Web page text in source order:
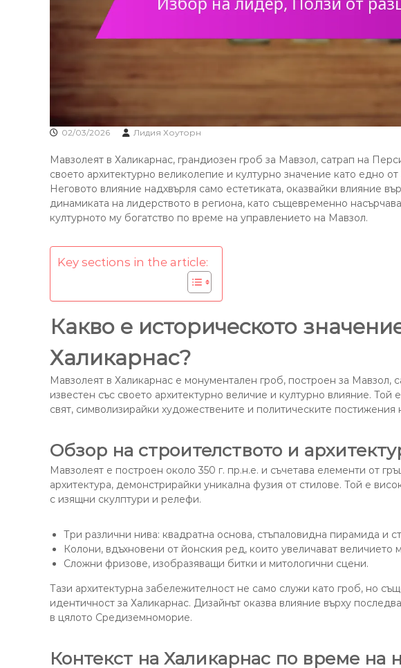
02/03/2026 Лидия Хоуторн
Мавзолеят в Халикарнас, грандиозен гроб за Мавзол, сатрап на
своето архитектурно великолепие и културно значение като едно
Неговото влияние надхвърля само естетиката, оказвайки влияние
динамиката на лидерството в региона, като същевременно
културното му богатство по време на управлението на Мавзол.
Key sections in the article:
Какво е историческото
Халикарнас?
Мавзолеят в Халикарнас е монументален гроб, построен за Мавзол,
известен със своето архитектурно величие и културно влияние.
свят, символизирайки художествените и политическите постижения
Обзор на строителството и
Мавзолеят е построен около 350 г. пр.н.е. и съчетава елементи от
архитектура, демонстрирайки уникална фузия от стилове. Той е
с изящни скулптури и релефи.
Три различни нива: квадратна основа, стъпаловидна пирамида и
Колони, вдъхновени от йонския ред, които увеличават величието
Сложни фризове, изобразяващи битки и митологични сцени.
Тази архитектурна забележителност не само служи като гроб, но
идентичност за Халикарнас. Дизайнът оказва влияние върху
в цялото Средиземноморие.
Контекст на Халикарнас по време на